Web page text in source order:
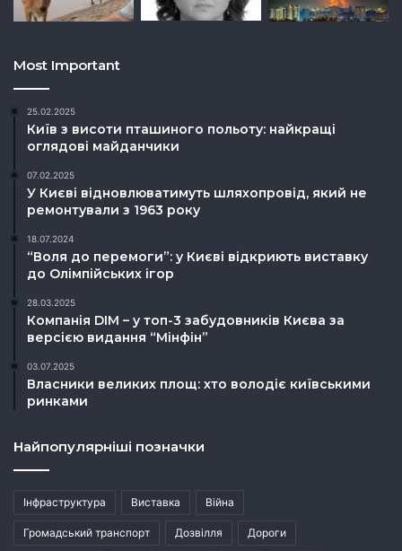
Most Important
25.02.2025
Київ з висоти пташиного польоту: найкращі
оглядові майданчики
07.02.2025
У Києві відновлюватимуть шляхопровід, який не
ремонтували з 1963 року
18.07.2024
“Воля до перемоги”: у Києві відкриють виставку
до Олімпійських ігор
28.03.2025
Компанія DIM – у топ-3 забудовників Києва за
версією видання “Мінфін”
03.07.2025
Власники великих площ: хто володіє київськими
ринками
Найпопулярніші позначки
Інфраструктура Виставка Війна
Громадський транспорт Дозвілля Дороги